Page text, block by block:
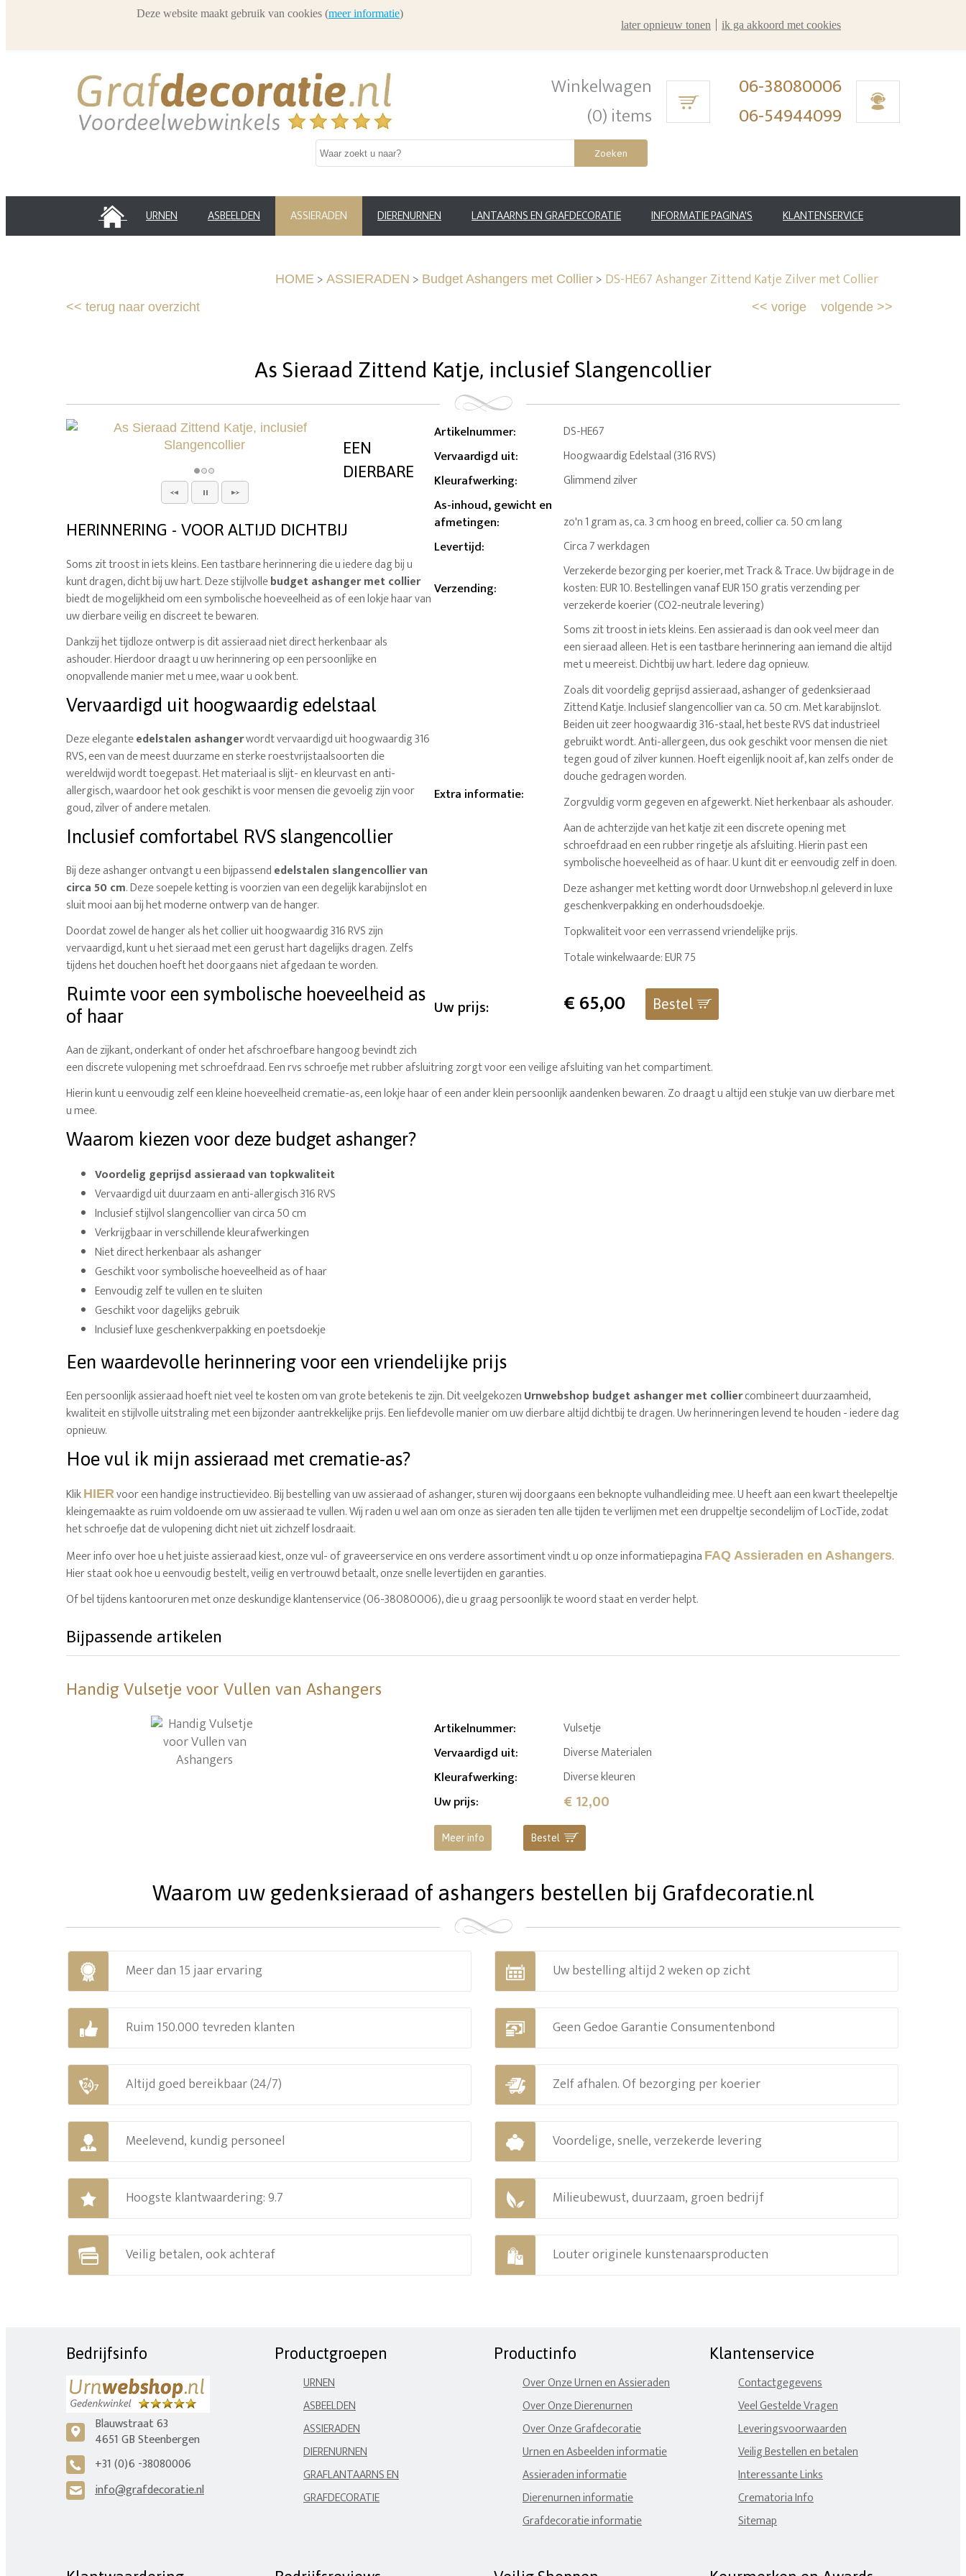
Winkelwagen
(0) items
06-38080006
06-54944099
Zoeken
HOME URNEN ASBEELDEN ASSIERADEN DIERENURNEN LANTAARNS EN GRAFDECORATIE INFORMATIE PAGINA'S KLANTENSERVICE
HOME > ASSIERADEN > Budget Ashangers met Collier > DS-HE67 Ashanger Zittend Katje Zilver met Collier
<< terug naar overzicht volgende >>
<< vorige
As Sieraad Zittend Katje, inclusief Slangencollier
Artikelnummer: DS-HE67
Vervaardigd uit: Hoogwaardig Edelstaal (316 RVS)
Kleurafwerking: Glimmend zilver
As-inhoud, gewicht en
afmetingen: zo'n 1 gram as, ca. 3 cm hoog en breed, collier ca. 50 cm lang
Levertijd: Circa 7 werkdagen
Verzending:
Verzekerde bezorging per koerier, met Track & Trace. Uw bijdrage in de
kosten: EUR 10. Bestellingen vanaf EUR 150 gratis verzending per
verzekerde koerier (CO2-neutrale levering)
Extra informatie:
Soms zit troost in iets kleins. Een assieraad is dan ook veel meer dan
een sieraad alleen. Het is een tastbare herinnering aan iemand die altijd
met u meereist. Dichtbij uw hart. Iedere dag opnieuw.
Zoals dit voordelig geprijsd assieraad, ashanger of gedenksieraad
Zittend Katje. Inclusief slangencollier van ca. 50 cm. Met karabijnslot.
Beiden uit zeer hoogwaardig 316-staal, het beste RVS dat industrieel
gebruikt wordt. Anti-allergeen, dus ook geschikt voor mensen die niet
tegen goud of zilver kunnen. Hoeft eigenlijk nooit af, kan zelfs onder de
douche gedragen worden.
Zorgvuldig vorm gegeven en afgewerkt. Niet herkenbaar als ashouder.
Aan de achterzijde van het katje zit een discrete opening met
schroefdraad en een rubber ringetje als afsluiting. Hierin past een
symbolische hoeveelheid as of haar. U kunt dit er eenvoudig zelf in doen.
Deze ashanger met ketting wordt door Urnwebshop.nl geleverd in luxe
geschenkverpakking en onderhoudsdoekje.
Topkwaliteit voor een verrassend vriendelijke prijs.
Totale winkelwaarde: EUR 75
Uw prijs: €65,00 Bestel
EEN
DIERBARE
HERINNERING - VOOR ALTIJD DICHTBIJ
Soms zit troost in iets kleins. Een tastbare herinnering die u iedere dag bij u
kunt dragen, dicht bij uw hart. Deze stijlvollebudget ashanger met collier
biedt de mogelijkheid om een symbolische hoeveelheid as of een lokje haar van
uw dierbare veilig en discreet te bewaren.
Dankzij het tijdloze ontwerp is dit assieraad niet direct herkenbaar als
ashouder. Hierdoor draagt u uw herinnering op een persoonlijke en
onopvallende manier met u mee, waar u ook bent.
Vervaardigd uit hoogwaardig edelstaal
Deze eleganteedelstalen ashangerwordt vervaardigd uit hoogwaardig 316
RVS, een van de meest duurzame en sterke roestvrijstaalsoorten die
wereldwijd wordt toegepast. Het materiaal is slijt- en kleurvast en anti-
allergisch, waardoor het ook geschikt is voor mensen die gevoelig zijn voor
goud, zilver of andere metalen.
Inclusief comfortabel RVS slangencollier
Bij deze ashanger ontvangt u een bijpassendedelstalen slangencollier van
circa 50 cm. Deze soepele ketting is voorzien van een degelijk karabijnslot en
sluit mooi aan bij het moderne ontwerp van de hanger.
Doordat zowel de hanger als het collier uit hoogwaardig 316 RVS zijn
vervaardigd, kunt u het sieraad met een gerust hart dagelijks dragen. Zelfs
tijdens het douchen hoeft het doorgaans niet afgedaan te worden.
Ruimte voor een symbolische hoeveelheid as
of haar
Aan de zijkant, onderkant of onder het afschroefbare hangoog bevindt zich
een discrete vulopening met schroefdraad. Een rvs schroefje met rubber afsluitring zorgt voor een veilige afsluiting van het compartiment.
Hierin kunt u eenvoudig zelf een kleine hoeveelheid crematie-as, een lokje haar of een ander klein persoonlijk aandenken bewaren. Zo draagt u altijd een stukje van uw dierbare met
u mee.
Waarom kiezen voor deze budget ashanger?
Voordelig geprijsd assieraad van topkwaliteit
Vervaardigd uit duurzaam en anti-allergisch 316 RVS
Inclusief stijlvol slangencollier van circa 50 cm
Verkrijgbaar in verschillende kleurafwerkingen
Niet direct herkenbaar als ashanger
Geschikt voor symbolische hoeveelheid as of haar
Eenvoudig zelf te vullen en te sluiten
Geschikt voor dagelijks gebruik
Inclusief luxe geschenkverpakking en poetsdoekje
Een waardevolle herinnering voor een vriendelijke prijs
Een persoonlijk assieraad hoeft niet veel te kosten om van grote betekenis te zijn. Dit veelgekozenUrnwebshop budget ashanger met colliercombineert duurzaamheid,
kwaliteit en stijlvolle uitstraling met een bijzonder aantrekkelijke prijs. Een liefdevolle manier om uw dierbare altijd dichtbij te dragen. Uw herinneringen levend te houden - iedere dag
opnieuw.
Hoe vul ik mijn assieraad met crematie-as?
Klik HIERvoor een handige instructievideo. Bij bestelling van uw assieraad of ashanger, sturen wij doorgaans een beknopte vulhandleiding mee. U heeft aan een kwart theelepeltje
kleingemaakte as ruim voldoende om uw assieraad te vullen. Wij raden u wel aan om onze as sieraden ten alle tijden te verlijmen met een druppeltje secondelijm of LocTide, zodat
het schroefje dat de vulopening dicht niet uit zichzelf losdraait.
Meer info over hoe u het juiste assieraad kiest, onze vul- of graveerservice en ons verdere assortiment vindt u op onze informatiepagina FAQ Assieraden en Ashangers.
Hier staat ook hoe u eenvoudig bestelt, veilig en vertrouwd betaalt, onze snelle levertijden en garanties.
Of bel tijdens kantooruren met onze deskundige klantenservice (06-38080006), die u graag persoonlijk te woord staat en verder helpt.
Bijpassende artikelen
Handig Vulsetje voor Vullen van Ashangers
Artikelnummer: Vulsetje
Vervaardigd uit: Diverse Materialen
Kleurafwerking: Diverse kleuren
Uw prijs: € 12,00
Meer info Bestel
Waarom uw gedenksieraad of ashangers bestellen bij Grafdecoratie.nl
Meer dan 15 jaar ervaring Uw bestelling altijd 2 weken op zicht
Ruim 150.000 tevreden klanten Geen Gedoe Garantie Consumentenbond
Altijd goed bereikbaar (24/7) Zelf afhalen. Of bezorging per koerier
Meelevend, kundig personeel Voordelige, snelle, verzekerde levering
Hoogste klantwaardering: 9.7 Milieubewust, duurzaam, groen bedrijf
Veilig betalen, ook achteraf Louter originele kunstenaarsproducten
Bedrijfsinfo
c
Blauwstraat 63
4651 GB Steenbergen
A +31 (0)6 -38080006
H info@grafdecoratie.nl
Productgroepen
URNEN
ASBEELDEN
ASSIERADEN
DIERENURNEN
GRAFLANTAARNS EN
GRAFDECORATIE
Productinfo
Over Onze Urnen en Assieraden
Over Onze Dierenurnen
Over Onze Grafdecoratie
Urnen en Asbeelden informatie
Assieraden informatie
Dierenurnen informatie
Grafdecoratie informatie
Klantenservice
Contactgegevens
Veel Gestelde Vragen
Leveringsvoorwaarden
Veilig Bestellen en betalen
Interessante Links
Crematoria Info
Sitemap
Deze website maakt gebruik van cookies (meer informatie)
later opnieuw tonen
ik ga akkoord met cookies